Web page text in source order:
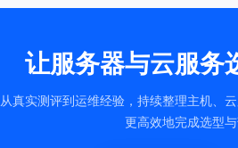
让服务器与云服务
从真实测评到运维经验，持续整理主机、
更高效地完成选型与